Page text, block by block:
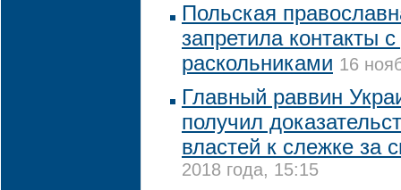
Польская
запретила контакты
раскольниками 16
Главный раввин
получил
властей к слежке за
2018 года, 15:15